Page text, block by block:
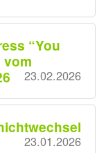
“You
vom
23.02.2026
23.01.2026